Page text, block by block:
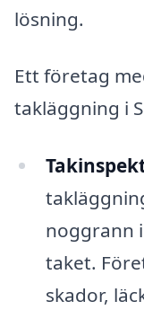
lösning.
Ett företag
takläggning i
noggrann
taket.
skador,